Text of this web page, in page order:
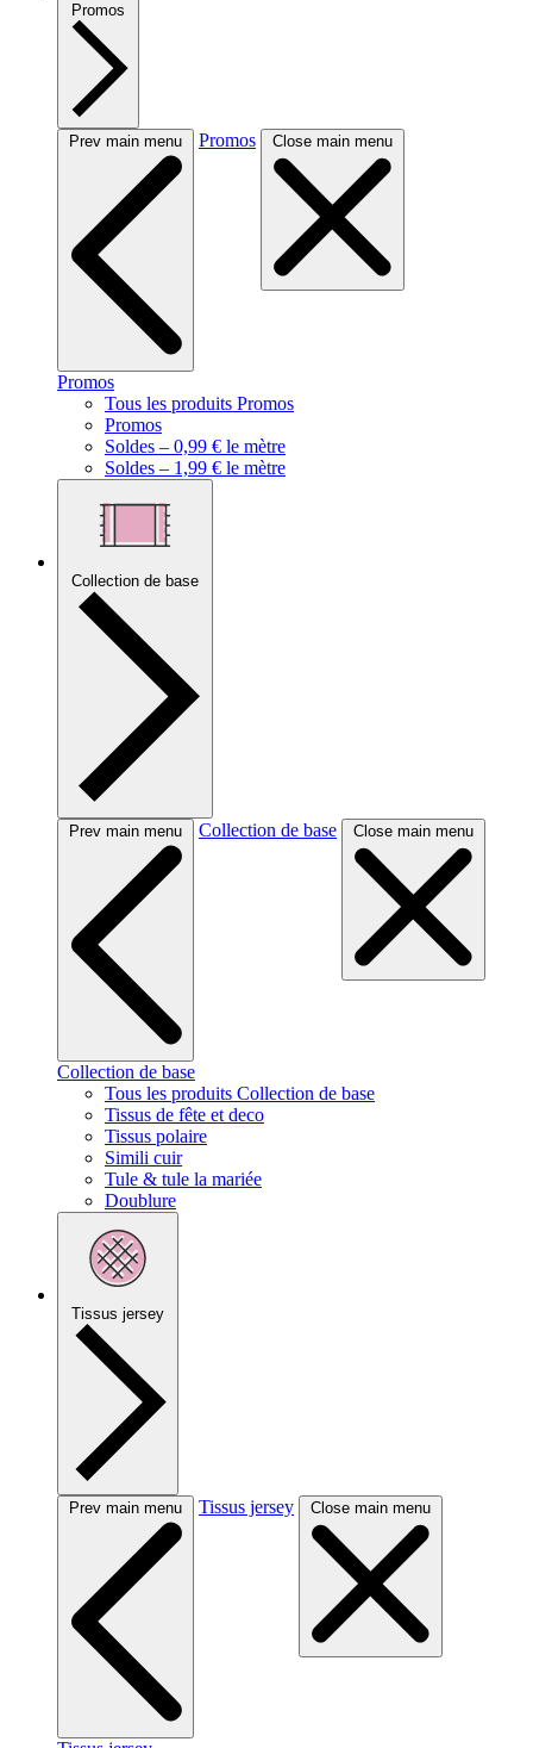
Promos
Prev main menu Promos Close main menu
Promos
Tous les produits Promos
Promos
Soldes – 0,99 € le mètre
Soldes – 1,99 € le mètre
Collection de base
Prev main menu Collection de base Close main menu
Collection de base
Tous les produits Collection de base
Tissus de fête et deco
Tissus polaire
Simili cuir
Tule & tule la mariée
Doublure
Tissus jersey
Prev main menu Tissus jersey Close main menu